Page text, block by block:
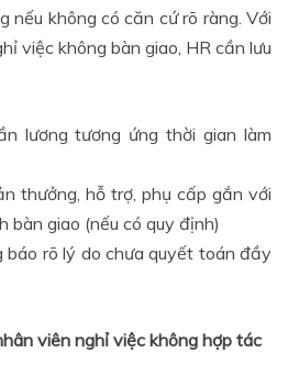
nếu không có căn cứ rõ ràng. Với
việc không bàn giao, HR cần lưu
lương tương ứng thời gian làm
thưởng, hỗ trợ, phụ cấp gắn với
bàn giao (nếu có quy định)
báo rõ lý do chưa quyết toán đầy
viên nghỉ việc không hợp tác